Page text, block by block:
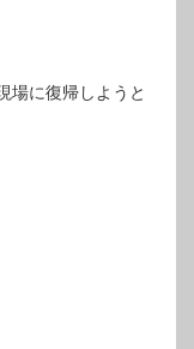
場に復帰しようと